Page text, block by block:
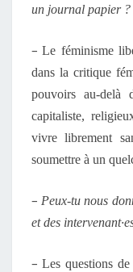
un journal papier ?
–Le féminisme
dans la critique
pouvoirs au-delà
capitaliste,
vivre librement
soumettre à un
– Peux-tu nous
et des
– Les questions